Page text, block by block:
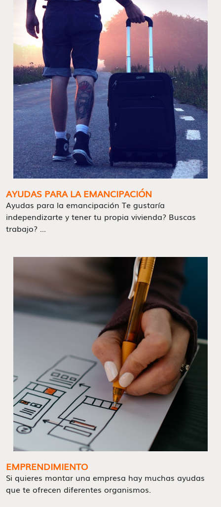
AYUDAS PARA LA EMANCIPACIÓN
Ayudas para la emancipación Te gustaría
independizarte y tener tu propia vivienda? Buscas
trabajo? ...
EMPRENDIMIENTO
Si quieres montar una empresa hay muchas ayudas
que te ofrecen diferentes organismos.